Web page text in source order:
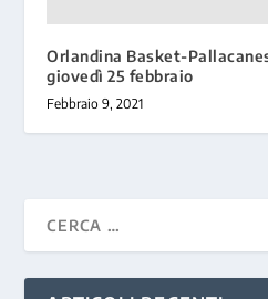
Orlandina Basket-
giovedì 25 febbraio
Febbraio 9, 2021